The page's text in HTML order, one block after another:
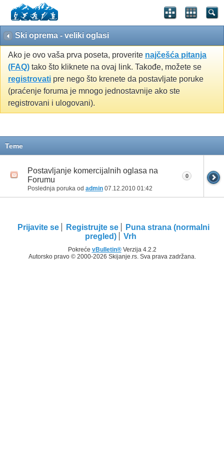
Ski oprema - veliki oglasi
Ako je ovo vaša prva poseta, proverite najčešća pitanja
(FAQ) tako što kliknete na ovaj link. Takođe, možete se
registrovati pre nego što krenete da postavljate poruke
(praćenje foruma je mnogo jednostavnije ako ste
registrovani i ulogovani).
Teme
Postavljanje komercijalnih oglasa na
Forumu
Poslednja poruka od admin 07.12.2010 01:42
0
Prijavite se Registrujte se
Puna strana (normalni
pregled)
Vrh
Pokreće vBulletin®Verzija 4.2.2
Autorsko pravo © 2000-2026 Skijanje.rs. Sva prava zadržana.